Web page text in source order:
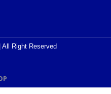
Right Reserved